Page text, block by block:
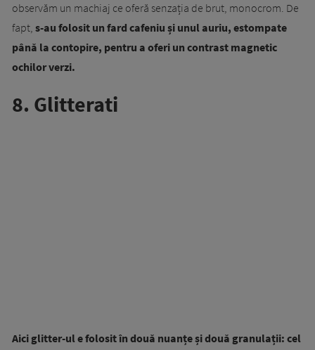
observăm un machiaj ce oferă senzația de brut, monocrom. De
fapt, s-au folosit un fard cafeniu și unul auriu, estompate
până la contopire, pentru a oferi un contrast magnetic
ochilor verzi.
8. Glitterati
Aici glitter-ul e folosit în două nuanțe și două granulații: cel